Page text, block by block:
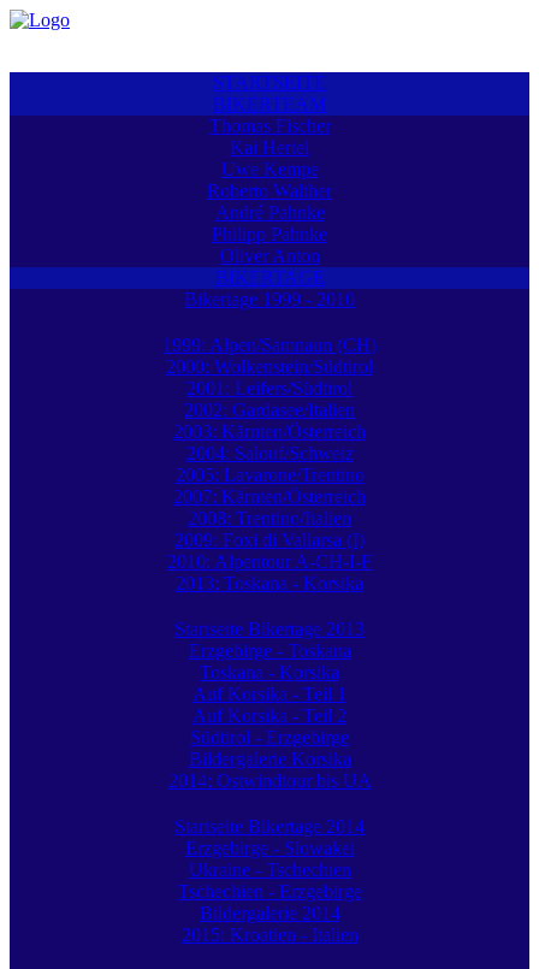
STARTSEITE
BIKERTEAM
Thomas Fischer
Kai Hertel
Uwe Kempe
Roberto Walther
André Pahnke
Philipp Pahnke
Oliver Anton
BIKERTAGE
Bikertage 1999 - 2010
1999: Alpen/Samnaun (CH)
2000: Wolkenstein/Südtirol
2001: Leifers/Südtirol
2002: Gardasee/Italien
2003: Kärnten/Österreich
2004: Salouf/Schweiz
2005: Lavarone/Trentino
2007: Kärnten/Österreich
2008: Trentino/Italien
2009: Foxi di Vallarsa (I)
2010: Alpentour A-CH-I-F
2013: Toskana - Korsika
Startseite Bikertage 2013
Erzgebirge - Toskana
Toskana - Korsika
Auf Korsika - Teil 1
Auf Korsika - Teil 2
Südtirol - Erzgebirge
Bildergalerie Korsika
2014: Ostwindtour bis UA
Startseite Bikertage 2014
Erzgebirge - Slowakei
Ukraine - Tschechien
Tschechien - Erzgebirge
Bildergalerie 2014
2015: Kroatien - Italien